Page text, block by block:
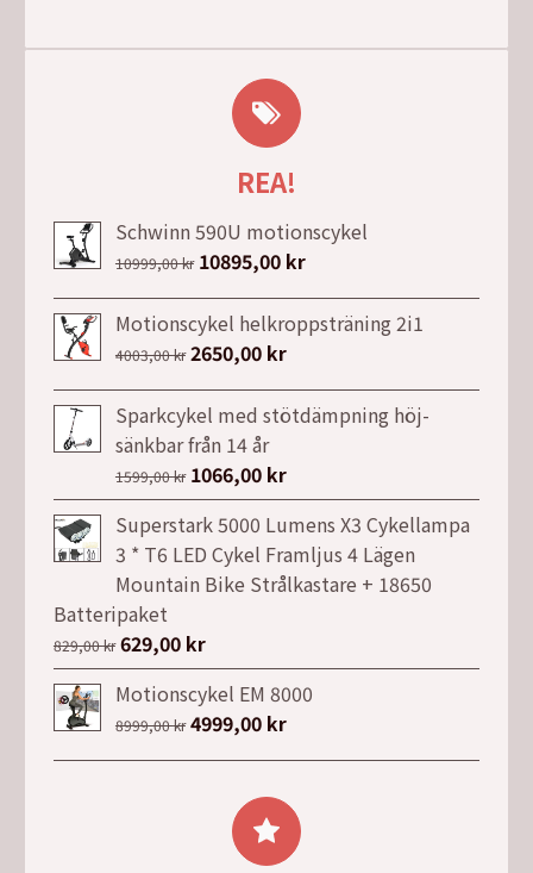
REA!
Schwinn 590U motionscykel
10999,00kr Det
ursprungliga
priset
var:
10895,00 krDet
nuvarande
priset
Motionscykel helkroppsträning 2i1
4003,00kr Det
ursprungliga
priset
var:
4003,00 kr.
2650,00 krDet
nuvarande
priset
2650,00 kr.
Sparkcykel med stötdämpning höj-
sänkbar från 14 år
1599,00kr Det
ursprungliga
priset
var:
1599,00 kr.
1066,00 krDet
nuvarande
priset
är:
1066,00 kr.
Superstark 5000 Lumens X3 Cykellampa
3 * T6 LED Cykel Framljus 4 Lägen
Mountain Bike Strålkastare + 18650
Batteripaket
829,00kr Det
ursprungliga
priset
var:
829,00 kr.
629,00 krDet
nuvarande
priset
är:
629,00 kr.
Motionscykel EM 8000
8999,00kr Det
ursprungliga
8999,00 kr.
4999,00 krDet
nuvarande
är:
4999,00 kr.